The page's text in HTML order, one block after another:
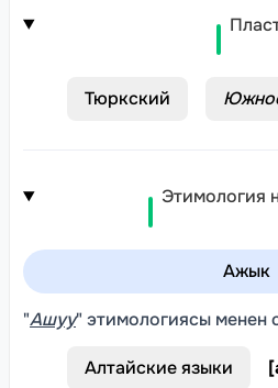
Тюркский
Этимология
Ажык
"Ашуу" этимологиясы
Алтайские языки [